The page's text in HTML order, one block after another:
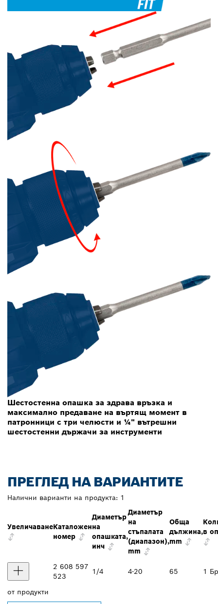
Шестостенна опашка за здрава връзка и
максимално предаване на въртящ момент в
патронници с три челюсти и ¼" вътрешни
шестостенни държачи за инструменти
ПРЕГЛЕД НА ВАРИАНТИТЕ
Налични варианти на продукта: 1
УвеличаванеКаталожен
номер
Диаметър
на
опашката,
инч
Диаметър
на
стъпалата
(диапазон),
mm
Обща
дължина,
mm
в
2 608 597
523
1/4 4-20 65 1
от продукти